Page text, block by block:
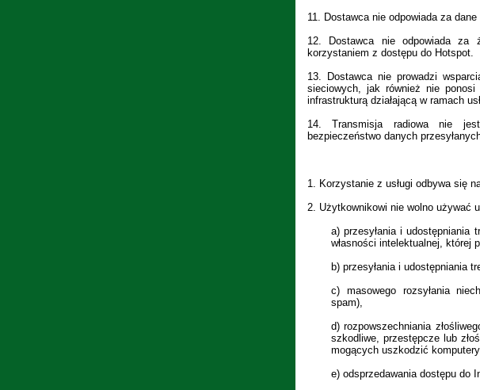
11.
Dostawca nie odpowiada za
12.
Dostawca nie odpowiada
korzystaniem z dostępu do Hotspot.
13.
Dostawca nie prowadzi
sieciowych, jak również nie
infrastrukturą działającą w ramach
14.
Transmisja radiowa nie
bezpieczeństwo danych
1.
Korzystanie z usługi odbywa się
2. Użytkownikowi nie wolno używać
a) przesyłania i udostępniania
własności intelektualnej, której
b) przesyłania i udostępniania
c) masowego rozsyłania
spam),
d) rozpowszechniania
szkodliwe, przestępcze lub
mogących uszkodzić
e) odsprzedawania dostępu do